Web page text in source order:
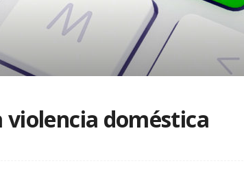
violencia doméstica